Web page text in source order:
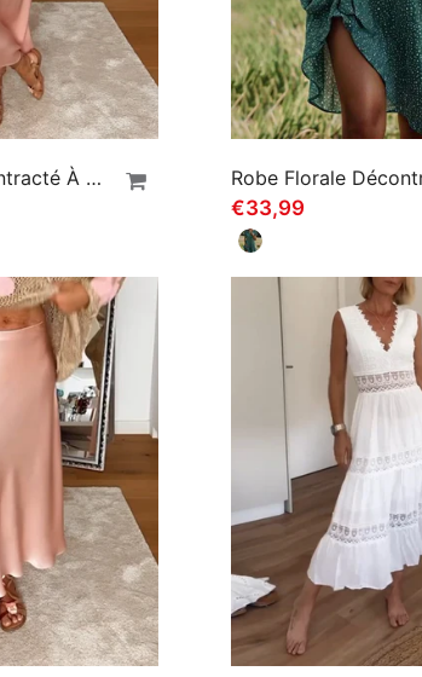
Pull Creux Décontracté À Manches Longues Et Col Rond À Fleurs
€33,99